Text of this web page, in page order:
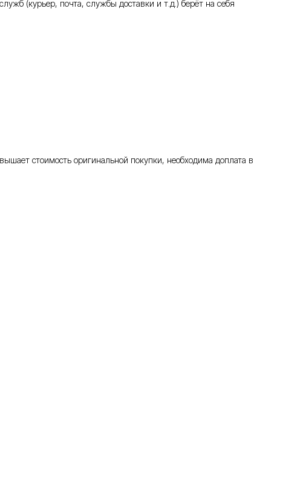
(курьер, почта, службы доставки и т.д.) берёт на себя
стоимость оригинальной покупки, необходима доплата в